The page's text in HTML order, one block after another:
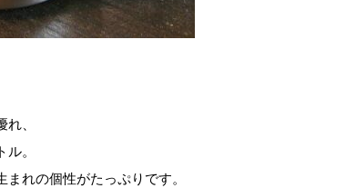
、
。
れの個性がたっぷりです。